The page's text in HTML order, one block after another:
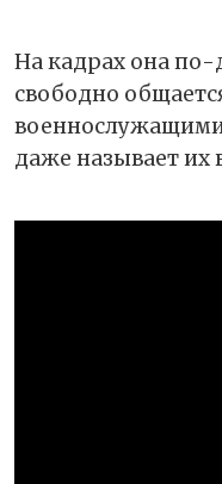
На кадрах она
свободно
даже называет их